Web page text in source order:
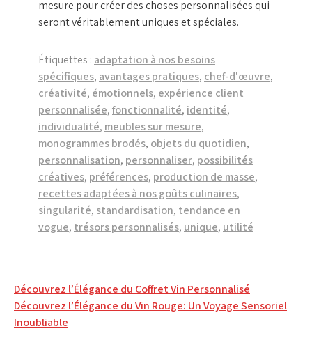
mesure pour créer des choses personnalisées qui
seront véritablement uniques et spéciales.
Étiquettes : adaptation à nos besoins
spécifiques, avantages pratiques, chef-d'œuvre,
créativité, émotionnels, expérience client
personnalisée,fonctionnalité, identité,
individualité, meubles sur mesure,
monogrammes brodés, objets du quotidien,
personnalisation, personnaliser, possibilités
créatives, préférences, production de masse,
recettes adaptées à nos goûts culinaires,
singularité, standardisation, tendance en
vogue, trésors personnalisés, unique, utilité
Navigation
de
l’article
Découvrez l’Élégance du Coffret Vin Personnalisé
Découvrez l’Élégance du Vin Rouge: Un Voyage Sensoriel
Inoubliable